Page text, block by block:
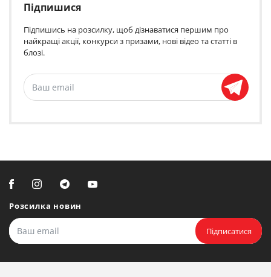
Підпишися
Підпишись на розсилку, щоб дізнаватися першим про
найкращі акції, конкурси з призами, нові відео та статті в
блозі.
Розсилка новин
Підписатися